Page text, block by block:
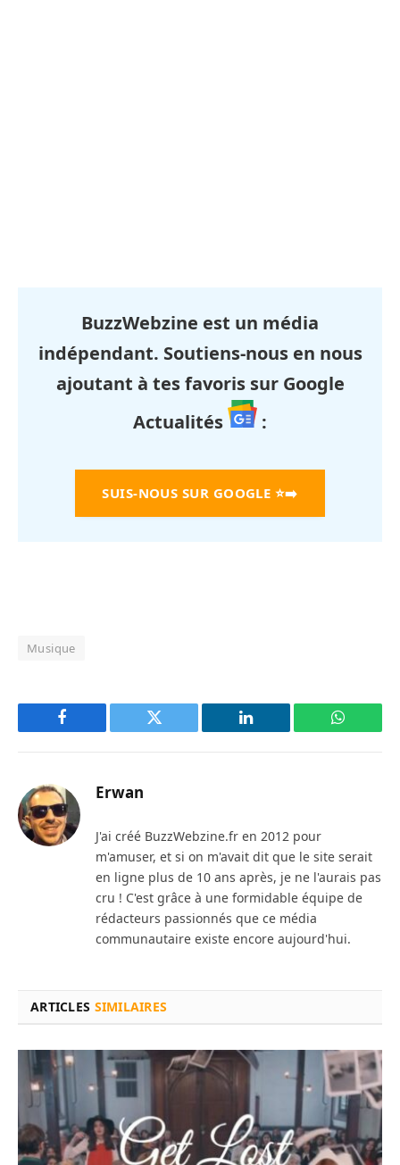
BuzzWebzine est un média
indépendant. Soutiens-nous en nous
ajoutant à tes favoris sur Google
Actualités
:
SUIS-NOUS SUR GOOGLE ⭐➡️
Musique
Facebook Twitter LinkedIn
Erwan
J'ai créé BuzzWebzine.fr en 2012 pour
m'amuser, et si on m'avait dit que le site serait
en ligne plus de 10 ans après, je ne l'aurais pas
cru ! C'est grâce à une formidable équipe de
rédacteurs passionnés que ce média
communautaire existe encore aujourd'hui.
ARTICLES SIMILAIRES